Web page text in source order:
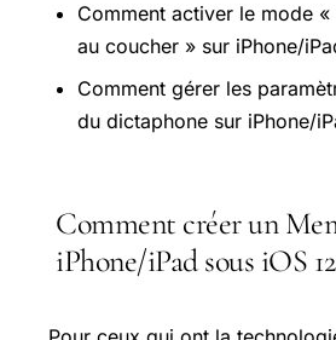
Comment activer le mode
au coucher » sur iPhone/
Comment gérer les
du dictaphone sur iPhone/
Comment créer un
iPhone/iPad sous iOS